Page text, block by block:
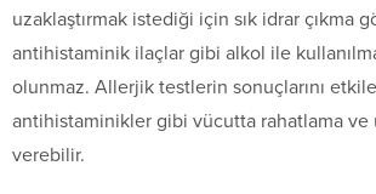
uzaklaştırmak istediği için sık idrar çıkma
antihistaminik ilaçlar gibi alkol ile
olunmaz. Allerjik testlerin sonuçlarını
antihistaminikler gibi vücutta rahatlama
verebilir.